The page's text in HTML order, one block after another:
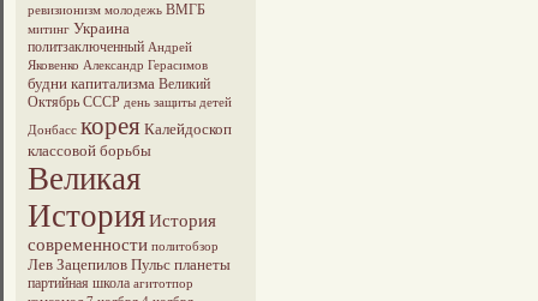
ревизионизм молодежь ВМГБ
митинг Украина
политзаключенный Андрей
Яковенко Александр Герасимов
будни капитализма Великий
Октябрь СССР день защиты детей
Донбасс корея Калейдоскоп
классовой борьбы
Великая
ИсторияИстория
современности политобзор
Лев Зацепилов Пульс планеты
партийная школа агитотпор